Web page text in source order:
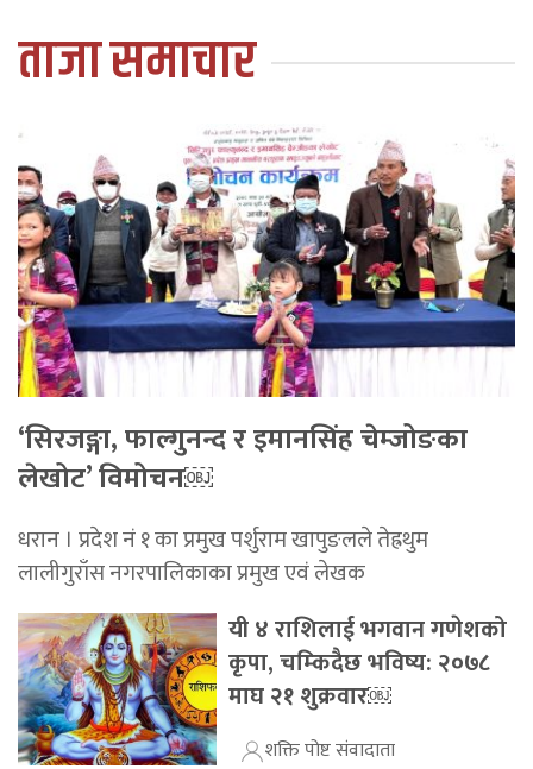
ताजा समाचार
‘सिरजङ्गा, फाल्गुनन्द र इमानसिंह चेम्जोङका
लेखोट’ विमोचन￼
धरान । प्रदेश नं १ का प्रमुख पर्शुराम खापुङलले तेह्रथुम
लालीगुराँस नगरपालिकाका प्रमुख एवं लेखक
यी ४ राशिलाई भगवान गणेशको
कृपा, चम्किदैछ भविष्य: २०७८
माघ २१ शुक्रवार￼
शक्ति पोष्ट संवादाता